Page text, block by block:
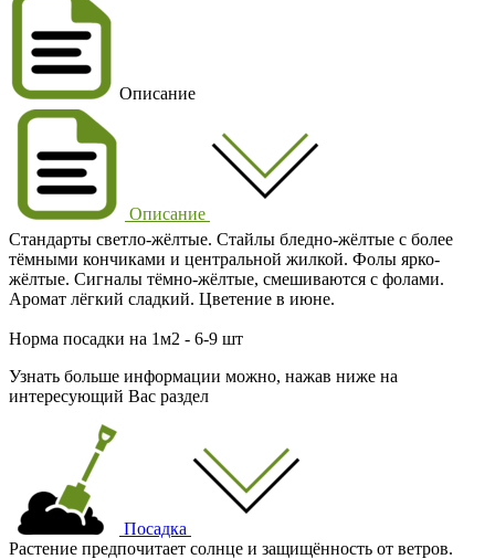
Описание
Описание
Стандарты светло-жёлтые. Стайлы бледно-жёлтые с более
тёмными кончиками и центральной жилкой. Фолы ярко-
жёлтые. Сигналы тёмно-жёлтые, смешиваются с фолами.
Аромат лёгкий сладкий. Цветение в июне.
Норма посадки на 1м2 - 6-9 шт
Узнать больше информации можно, нажав ниже на
интересующий Вас раздел
Посадка
Растение предпочитает солнце и защищённость от ветров.